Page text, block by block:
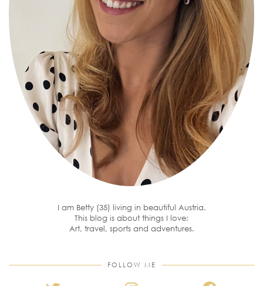
I am Betty (35) living in beautiful Austria.
This blog is about things I love:
Art, travel, sports and adventures.
FOLLOW ME